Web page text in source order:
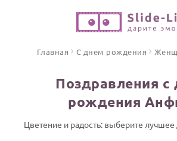
ПО ФОРМАТУ
Видео поздравления
ИНСТРУМЕНТЫ
Главная С днем рождения
Поздравления с
рождения
Цветение и радость: выберите